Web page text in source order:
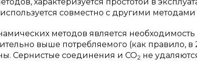
совместно с другими методами
методов является необходимость
выше потребляемого (как правило, в
Сернистые соединения и СО2 не